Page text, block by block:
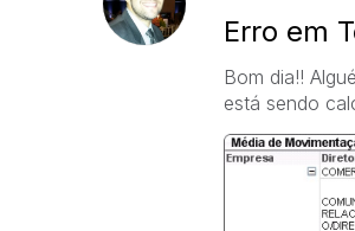
Erro em
Bom dia!!
está sendo